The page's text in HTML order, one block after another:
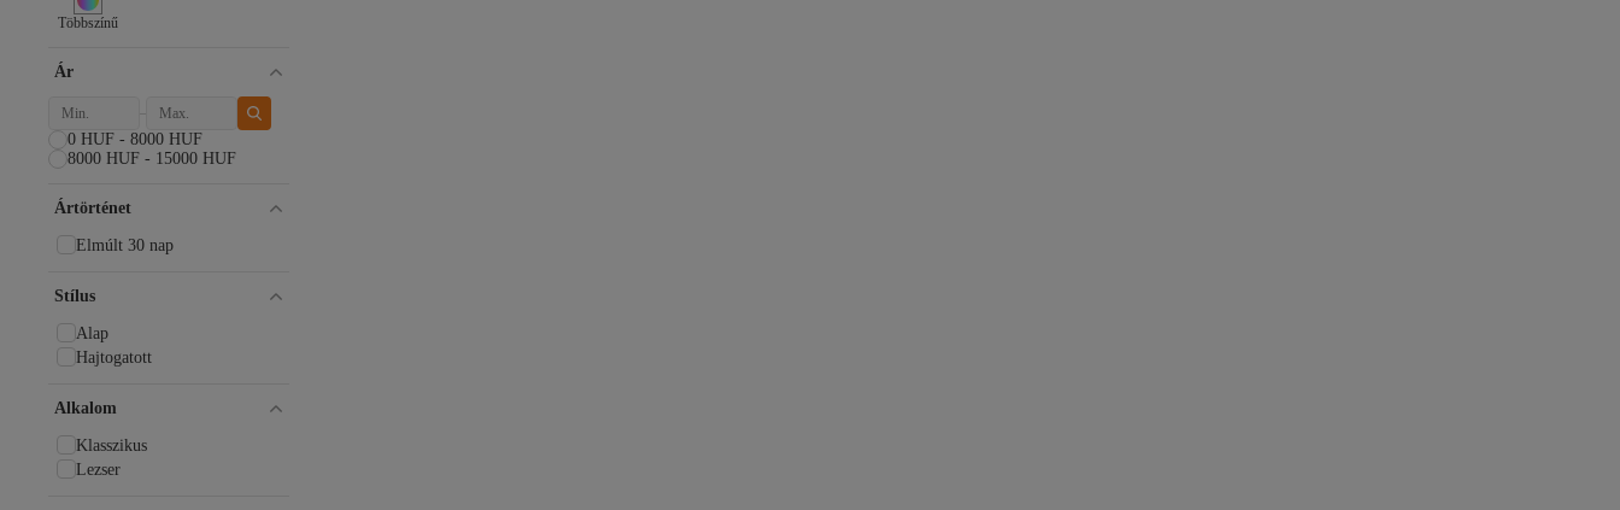
Többszínű
Ár
0 HUF - 8000 HUF
8000 HUF - 15000 HUF
Ártörténet
Elmúlt 30 nap
Stílus
Alap
Hajtogatott
Alkalom
Klasszikus
Lezser